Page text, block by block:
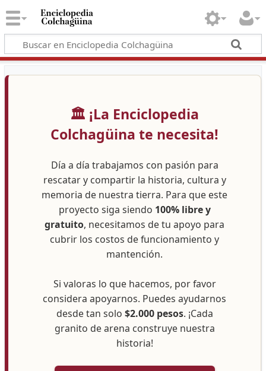
🏛️ ¡La Enciclopedia
Colchagüina te necesita!
Día a día trabajamos con pasión para
rescatar y compartir la historia, cultura y
memoria de nuestra tierra. Para que este
proyecto siga siendo 100% libre y
gratuito, necesitamos de tu apoyo para
cubrir los costos de funcionamiento y
mantención.
Si valoras lo que hacemos, por favor
considera apoyarnos. Puedes ayudarnos
desde tan solo $2.000 pesos. ¡Cada
granito de arena construye nuestra
historia!